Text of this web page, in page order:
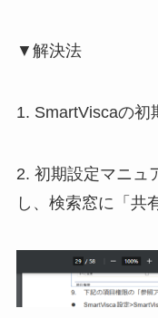
▼解決法
1. SmartViscaの初
2. 初期設定マニュ
し、検索窓に「共